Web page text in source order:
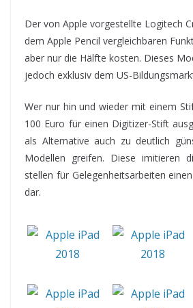
Der von Apple vorgestellte Logitech
dem Apple Pencil vergleichbaren
aber nur die Hälfte kosten. Dieses
jedoch exklusiv dem US-
Wer nur hin und wieder mit einem
100 Euro für einen Digitizer-Stift
als Alternative auch zu deutlich
Modellen greifen. Diese imitieren
stellen für Gelegenheitsarbeiten
dar.